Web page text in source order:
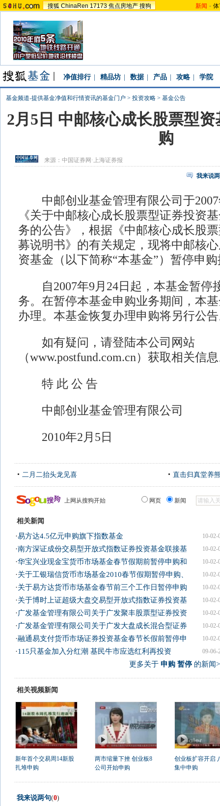
搜狐 ChinaRen 17173 焦点房地产 搜狗 新闻 -
净值排行 精品坊 数据 产品 攻略 学院
基金频道-提供基金净值和行情资讯的基金门户 > 投资攻略 > 基金公告
2月5日 中邮核心成长股票型
购
来源： 中国证券网·上海证券报
我来说
中邮创业基金管理有限公司于2007
《关于中邮核心成长股票型证券投资
务的公告》，根据《中邮核心成长股
募说明书》的有关规定，现将中邮核
资基金（以下简称“本基金”）暂停申
自2007年9月24日起，本基金暂停
务。在暂停本基金申购业务期间，本
办理。本基金恢复办理申购将另行公
如有疑问，请登陆本公司网站
（www.postfund.com.cn）获取相关信
特 此 公 告
中邮创业基金管理有限公司
2010年2月5日
二月二抬头龙见喜 直击归真堂养
上网从搜狗开始 网页 新闻
相关新闻
10-02-
·易方达4.5亿元申购旗下指数基金
10-02-
·南方深证成份交易型开放式指数证券投资基金联接基
10-02-
·华宝兴业现金宝货币市场基金春节假期前暂停申购和
10-02-
·关于工银瑞信货币市场基金2010春节假期暂停申购、
10-02-
·关于易方达货币市场基金春节前三个工作日暂停申购
10-02-
·关于博时上证超级大盘交易型开放式指数证券投资基
10-02-
·广发基金管理有限公司关于广发聚丰股票型证券投资
10-02-
·广发基金管理有限公司关于广发大盘成长混合型证券
10-02-
·融通易支付货币市场证券投资基金春节长假前暂停申
09-06-
·115只基金加入分红潮 基民牛市应选红利再投资
更多关于 申购 暂停的新闻
相关视频新闻
新年首个交易周14新股
扎堆申购
两市缩量下挫 创业板8
公司开始申购
创业板扩容开启
集中申购
我来说两句(0)